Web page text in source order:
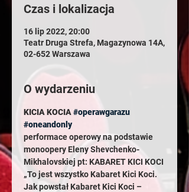
Czas i lokalizacja
16 lip 2022, 20:00
Teatr Druga Strefa, Magazynowa 14A,
02-652 Warszawa
O wydarzeniu
KICIA KOCIA #operawgarazu
#oneandonly
performace operowy na podstawie
monoopery Eleny Shevchenko-
Mikhalovskiej pt: KABARET KICI KOCI
„To jest wszystko Kabaret Kici Koci.
Jak powstał Kabaret Kici Koci –